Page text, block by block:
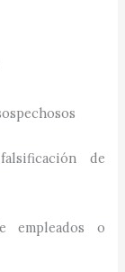
de
empleados o